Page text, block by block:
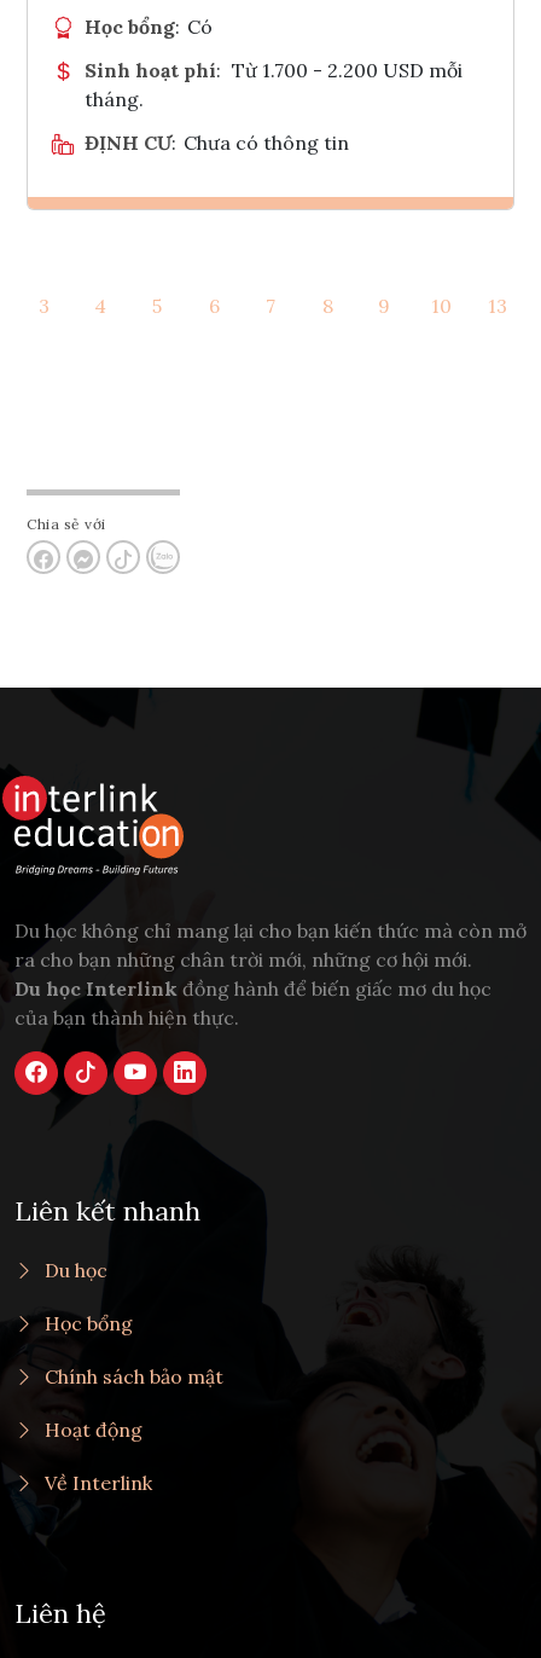
Học bổng: Có
Sinh hoạt phí: Từ 1.700 - 2.200 USD mỗi
tháng.
ĐỊNH CƯ: Chưa có thông tin
Tham vấn Interlink
3 4 5 6 7 8 9 10 13
Chia sẻ với
Du học không chỉ mang lại cho bạn kiến thức mà còn mở
ra cho bạn những chân trời mới, những cơ hội mới.
Du học Interlink đồng hành để biến giấc mơ du học
của bạn thành hiện thực.
Liên kết nhanh
Du học
Học bổng
Chính sách bảo mật
Hoạt động
Về Interlink
Liên hệ